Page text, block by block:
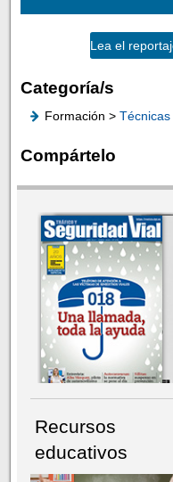
Lea el
Categoría/s
Formación >
Compártelo
Recursos
educativos